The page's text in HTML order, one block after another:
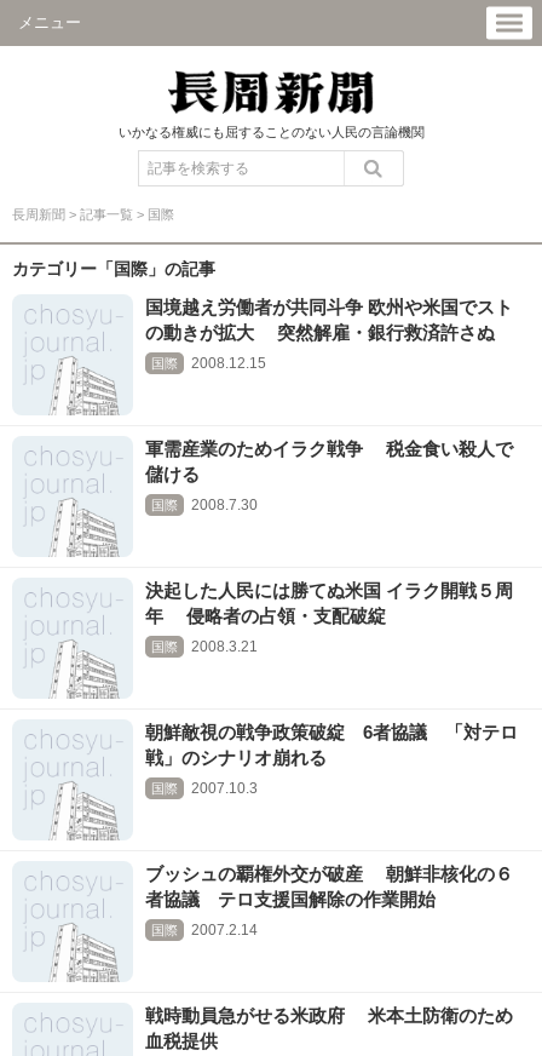
メニュー
いかなる権威にも屈することのない人民の言論機関
長周新聞 > 記事一覧 > 国際
カテゴリー「国際」の記事
国境越え労働者が共同斗争 欧州や米国でスト
の動きが拡大 突然解雇・銀行救済許さぬ
国際 2008.12.15
軍需産業のためイラク戦争 税金食い殺人で
儲ける
国際 2008.7.30
決起した人民には勝てぬ米国 イラク開戦５周
年 侵略者の占領・支配破綻
国際 2008.3.21
朝鮮敵視の戦争政策破綻 6者協議 「対テロ
戦」のシナリオ崩れる
国際 2007.10.3
ブッシュの覇権外交が破産 朝鮮非核化の６
者協議 テロ支援国解除の作業開始
国際 2007.2.14
戦時動員急がせる米政府 米本土防衛のため
血税提供